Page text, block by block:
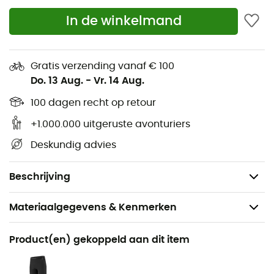
In de winkelmand
Gratis verzending vanaf € 100
Do. 13 Aug. - Vr. 14 Aug.
100 dagen recht op retour
+1.000.000 uitgeruste avonturiers
Deskundig advies
Beschrijving
De wafelpatroon aan de binnenkant van Capilene®
Midweight garandeert warmte en ademend
vermogen terwijl het vochtregulatie
vergemakkelijkt
Elastische duimgaten die de mouwen op hun
plaats houden en de handen beschermen
Rekbaar Capilene® Midweight materiaal dat je
comfort verbetert en je bewegingen ondersteunt
Gewicht: 176 g
Materiaalgegevens & Kenmerken
Aanbevolen voor
Wandelen / Trekking / Dagelijks Leven / Skiën
Product(en) gekoppeld aan dit item